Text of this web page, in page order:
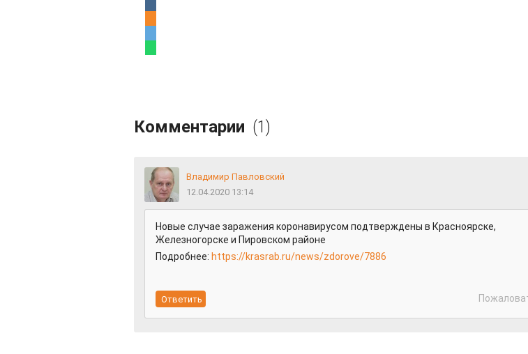
Комментарии (1)
Владимир Павловский
12.04.2020 13:14
Новые случае заражения коронавирусом подтверждены в Красноярске,
Железногорске и Пировском районе
Подробнее: https://krasrab.ru/news/zdorove/7886